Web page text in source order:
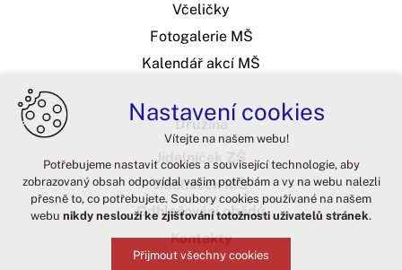
Včeličky
Fotogalerie MŠ
Kalendář akcí MŠ
Družina
Jídelníček ZŠ
Jídelníček MŠ
Odhlašování obědů
Kontakty
Nastavení cookies
Vítejte na našem webu!
Potřebujeme nastavit cookies a související technologie, aby
zobrazovaný obsah odpovídal vašim potřebám a vy na webu nalezli
přesně to, co potřebujete. Soubory cookies používané na našem
webu nikdy neslouží ke zjišťování totožnosti uživatelů stránek.
Přijmout všechny cookies